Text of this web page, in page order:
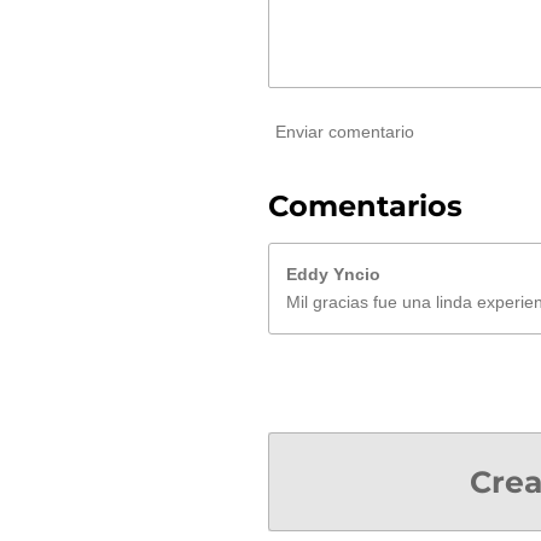
Enviar comentario
Comentarios
Eddy Yncio
Mil gracias fue una linda